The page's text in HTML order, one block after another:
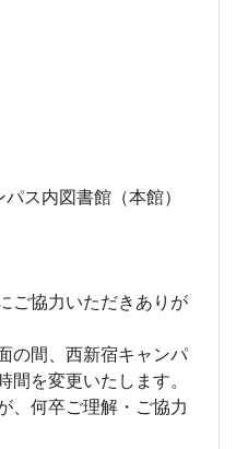
書館（本館）
協力いただきありが
間、西新宿キャンパ
を変更いたします。
何卒ご理解・ご協力